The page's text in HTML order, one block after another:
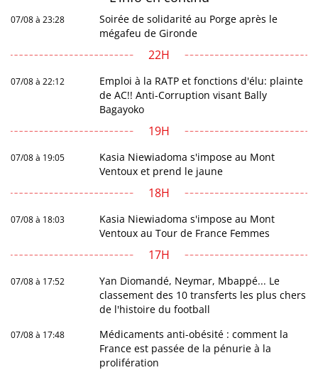
07/08 à 23:28
Soirée de solidarité au Porge après le
mégafeu de Gironde
22H
07/08 à 22:12
Emploi à la RATP et fonctions d'élu: plainte
de AC!! Anti-Corruption visant Bally
Bagayoko
19H
07/08 à 19:05
Kasia Niewiadoma s'impose au Mont
Ventoux et prend le jaune
18H
07/08 à 18:03
Kasia Niewiadoma s'impose au Mont
Ventoux au Tour de France Femmes
17H
07/08 à 17:52
Yan Diomandé, Neymar, Mbappé... Le
classement des 10 transferts les plus chers
de l'histoire du football
07/08 à 17:48
Médicaments anti-obésité : comment la
France est passée de la pénurie à la
prolifération